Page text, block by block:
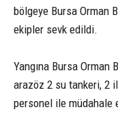
bölgeye Bursa Orman
ekipler sevk edildi.
Yangına Bursa Orman
arazöz 2 su tankeri, 2
personel ile müdahale